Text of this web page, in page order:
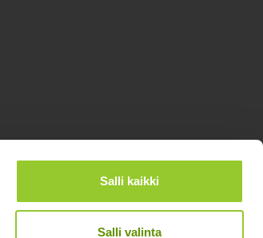
Salli kaikki
Salli valinta